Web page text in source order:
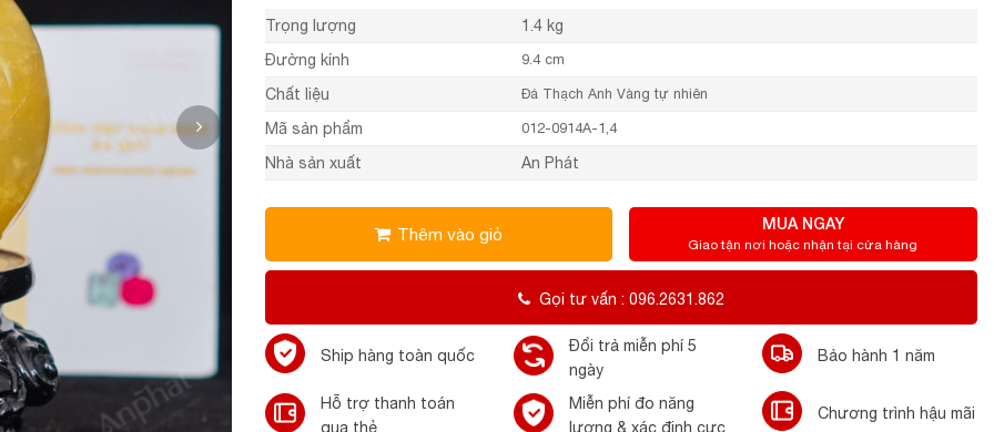
Trọng lượng
1.4 kg
Đường kính
9.4 cm
Chất liệu Đá Thạch Anh Vàng tự nhiên
Mã sản phẩm 012-0914A-1,4
Nhà sản xuất An Phát
Thêm vào giỏ MUA NGAY
Giao tận nơi hoặc nhận tại cửa hàng
Gọi tư vấn : 096.2631.862
Ship hàng toàn quốc
Đổi trả miễn phí 5
ngày
Bảo hành 1 năm
Hỗ trợ thanh toán
qua thẻ
Miễn phí đo năng
lượng & xác định cực
Chương trình hậu mãi